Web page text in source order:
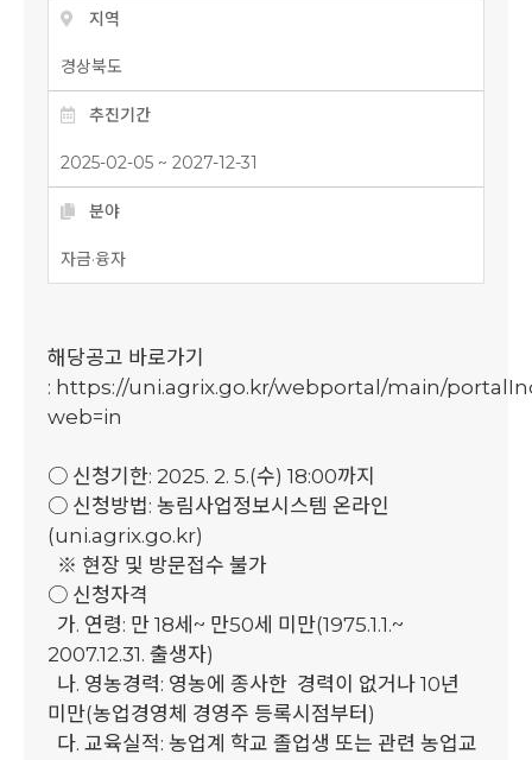
지역
경상북도
추진기간
2025-02-05 ~ 2027-12-31
분야
자금·융자
해당공고 바로가기
: https://uni.agrix.go.kr/webportal/main/
web=in
○ 신청기한: 2025. 2. 5.(수) 18:00까지
○ 신청방법: 농림사업정보시스템 온라인
(uni.agrix.go.kr)
※ 현장 및 방문접수 불가
○ 신청자격
가. 연령: 만 18세~ 만50세 미만(1975.1.1.~
2007.12.31. 출생자)
나. 영농경력: 영농에 종사한 경력이 없거나 10년
미만(농업경영체 경영주 등록시점부터)
다. 교육실적: 농업계 학교 졸업생 또는 관련 농업교